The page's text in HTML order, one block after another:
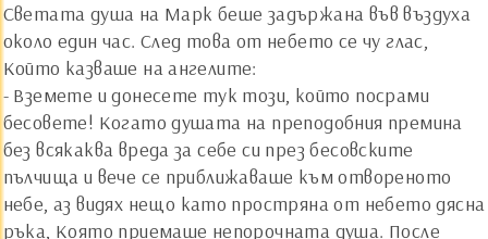
Светата душа на Марк беше задържана във въздуха
около един час. След това от небето се чу глас,
Който казваше на ангелите:
- Вземете и донесете тук този, който посрами
бесовете! Когато душата на преподобния премина
без всякаква вреда за себе си през бесовските
пълчища и вече се приближаваше към отвореното
небе, аз видях нещо като простряна от небето дясна
ръка, Която приемаше непорочната душа. После